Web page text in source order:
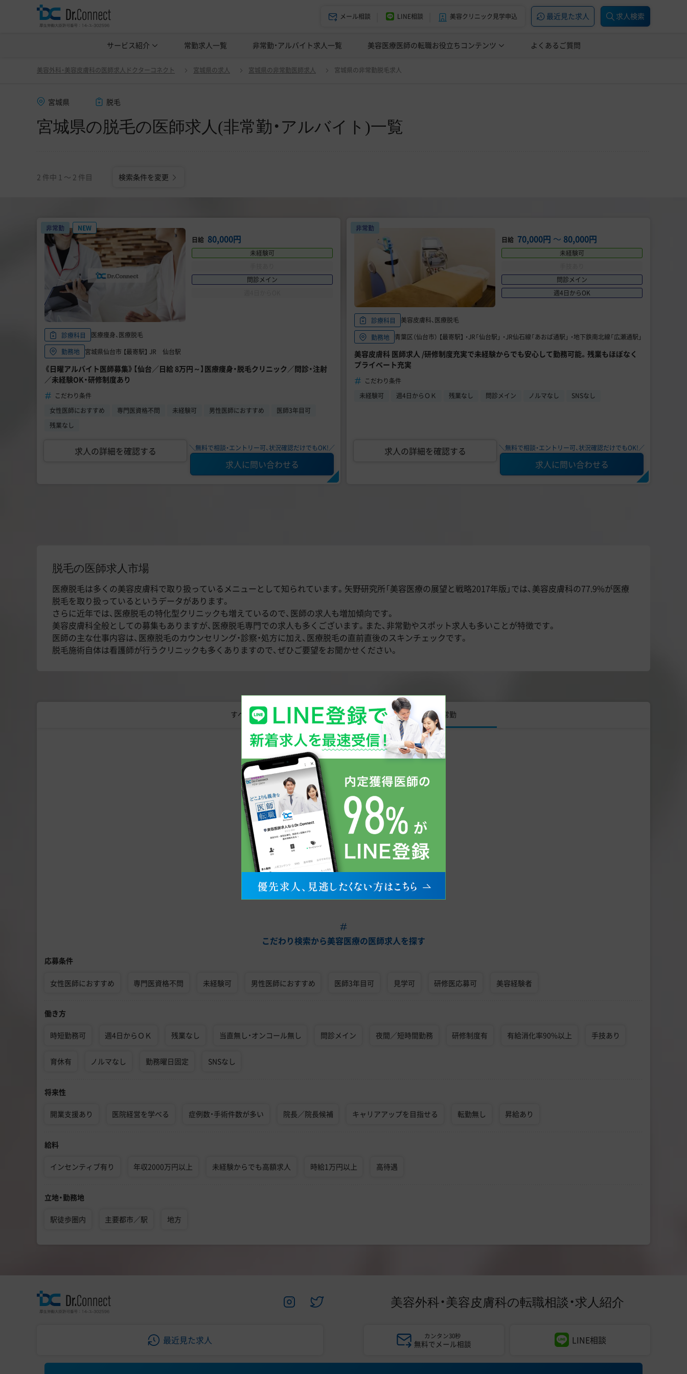
メール相談 LINE相談 美容クリニック見学申込 最近見た求人 求人検索
サービス紹介 ドクターコネクトの強み エージェント紹介
常勤求人一覧 非常勤・アルバイト求人一覧 美容医療医師の転職お役立ちコンテンツ
美容クリニック見学・研修情報 美容外科・美容皮膚科の医師転職体験談 美容クリニックインタビュー 美容医療の転職お役立ち記事 美容医療辞典
よくあるご質問
美容外科・美容皮膚科の医師求人ドクターコネクト 宮城県の求人 宮城県の非常勤医師求人 宮城県の非常勤脱毛求人
宮城県 脱毛
宮城県の脱毛の医師求人(非常勤・アルバイト)一覧
2 件中 1 〜 2 件目 検索条件を変更
宮城県の脱毛の医師求人(非常勤・アルバイト)一覧 変更
非常勤
NEW
日給 80,000円
未経験可
問診メイン
診療科目
医療痩身、医療脱毛
勤務地
宮城県仙台市 【最寄駅】 JR 仙台駅
《日曜アルバイト医師募集》【仙台／日給 8万円～】医療痩身・脱毛クリニック／問診・注射
／未経験OK・研修制度あり
こだわり条件
女性医師におすすめ
専門医資格不問 未経験可 男性医師におすすめ
医師3年目可
残業なし
求人の詳細を確認する ＼無料で相談・エントリー可、状況確認だけでもOK!／
求人に問い合わせる
非常勤
日給 70,000円 〜 80,000円
未経験可
問診メイン
週4日からOK
診療科目
美容皮膚科、医療脱毛
勤務地
青葉区（仙台市） 【最寄駅】 ・JR「仙台駅」 ・JR仙石線「あおば通駅」 ・地下鉄南北線「広瀬通駅」
美容皮膚科 医師求人 /研修制度充実で未経験からでも安心して勤務可能。残業もほぼなく
プライベート充実
こだわり条件
未経験可
週4日からＯＫ 残業なし 問診メイン ノルマなし SNSなし
求人の詳細を確認する ＼無料で相談・エントリー可、状況確認だけでもOK!／
求人に問い合わせる
脱毛の医師求人市場
医療脱毛は多くの美容皮膚科で取り扱っているメニューとして知られています。矢野研究所「美容医療の展望と戦略2017年版」では、美容皮膚科の77.9%が医療
脱毛を取り扱っているというデータがあります。
さらに近年では、医療脱毛の特化型クリニックも増えているので、医師の求人も増加傾向です。
美容皮膚科全般としての募集もありますが、医療脱毛専門での求人も多くございます。また、非常勤やスポット求人も多いことが特徴です。
医師の主な仕事内容は、医療脱毛のカウンセリング・診察・処方に加え、医療脱毛の直前直後のスキンチェックです。
脱毛施術自体は看護師が行うクリニックも多くありますので、ぜひご要望をお聞かせください。
すべて 常勤 非常勤
同じエリアで美容医療の医師求人を探す
東北
宮城県
同じ科目で美容医療の医師求人を探す
脱毛
こだわり検索から美容医療の医師求人を探す
応募条件
女性医師におすすめ 専門医資格不問 未経験可 男性医師におすすめ 医師3年目可 見学可 研修医応募可 美容経験者
働き方
時短勤務可 週4日からＯＫ 残業なし 当直無し・オンコール無し 問診メイン 夜間／短時間勤務 研修制度有 有給消化率90%以上 手技あり
育休有 ノルマなし 勤務曜日固定 SNSなし
将来性
開業支援あり 医院経営を学べる 症例数・手術件数が多い 院長／院長候補 キャリアアップを目指せる 転勤無し 昇給あり
給料
インセンティブ有り 年収2000万円以上 未経験からでも高額求人 時給1万円以上 高待遇
立地・勤務地
駅徒歩圏内 主要都市／駅 地方
最近見た求人
美容外科・美容皮膚科の転職相談・求人紹介
カンタン30秒
無料でメール相談 LINE相談